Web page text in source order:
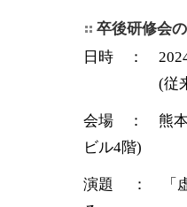
卒後研修会
日時 ：
(従来の日
会場 ： 熊本
ビル4階)
演題 ： 「虚